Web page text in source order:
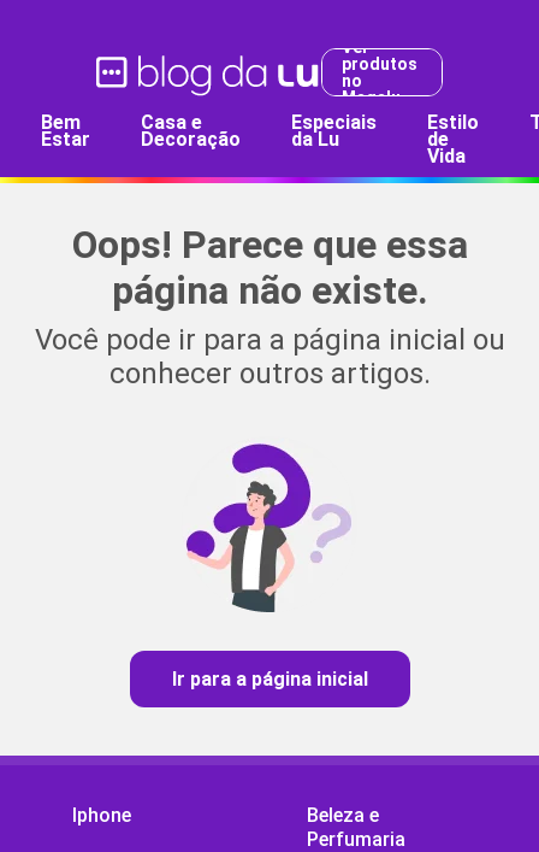
Ver
produtos
no
Magalu
Bem
Estar
Casa e
Decoração
Especiais
da Lu
Estilo
de
Vida
Oops! Parece que essa
página não existe.
Você pode ir para a página inicial ou
conhecer outros artigos.
Ir para a página inicial
Iphone
Beleza e
Perfumaria